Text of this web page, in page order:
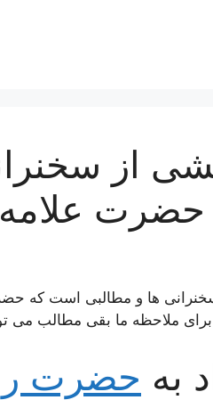
از
ها و مطالبی است که
ملاحظه ما بقی مطالب می
به حضرت